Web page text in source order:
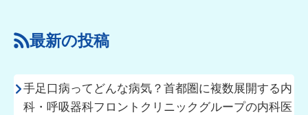
最新の投稿
手足口病ってどんな病気？首都圏に複数展開する内
科・呼吸器科フロントクリニックグループの内科医